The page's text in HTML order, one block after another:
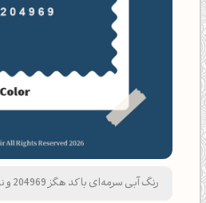
رنگ آبی سرمه‌ای با کد هگز 204969 و نام لاتین Dark Navy Color